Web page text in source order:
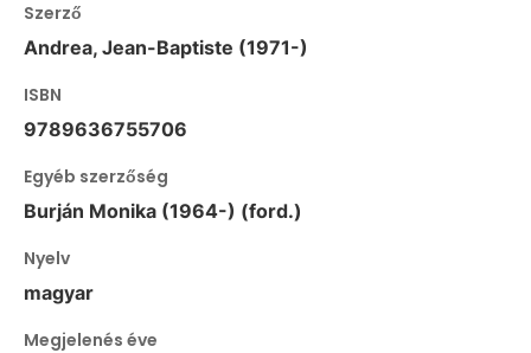
Szerző
Andrea, Jean-Baptiste (1971-)
ISBN
9789636755706
Egyéb szerzőség
Burján Monika (1964-) (ford.)
Nyelv
magyar
Megjelenés éve